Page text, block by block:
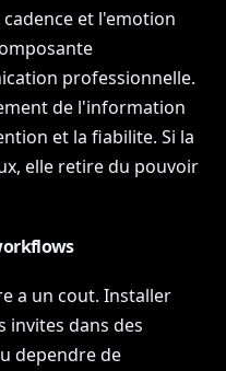
et l'emotion
professionnelle.
de l'information
et la fiabilite. Si la
elle retire du pouvoir
a un cout. Installer
invites dans des
dependre de